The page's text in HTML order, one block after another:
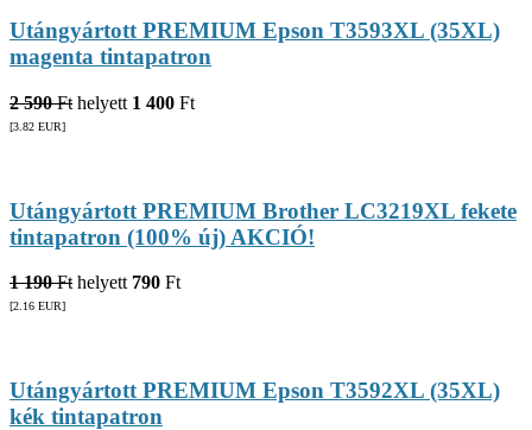
Utángyártott PREMIUM Epson T3593XL (35XL)
magenta tintapatron
2 590 Ft helyett 1 400 Ft
[3.82 EUR]
Utángyártott PREMIUM Brother LC3219XL fekete
tintapatron (100% új) AKCIÓ!
1 190 Ft helyett 790 Ft
[2.16 EUR]
Utángyártott PREMIUM Epson T3592XL (35XL)
kék tintapatron